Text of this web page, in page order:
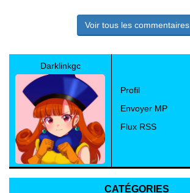
Voir tous les commentaires
Darklinkgc
Profil
Envoyer MP
Flux RSS
CATÉGORIES